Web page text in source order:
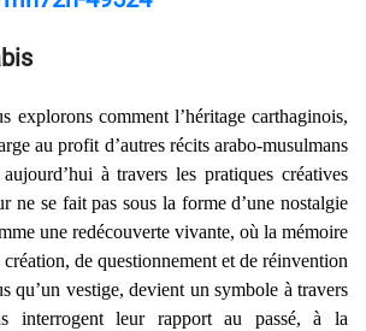
explorons comment l’héritage carthaginois,
au profit d’autres récits arabo-musulmans
à travers les pratiques créatives
ne se fait pas sous la forme d’une nostalgie
une redécouverte vivante, où la mémoire
de questionnement et de réinvention
qu’un vestige, devient un symbole à travers
interrogent leur rapport au passé, à la